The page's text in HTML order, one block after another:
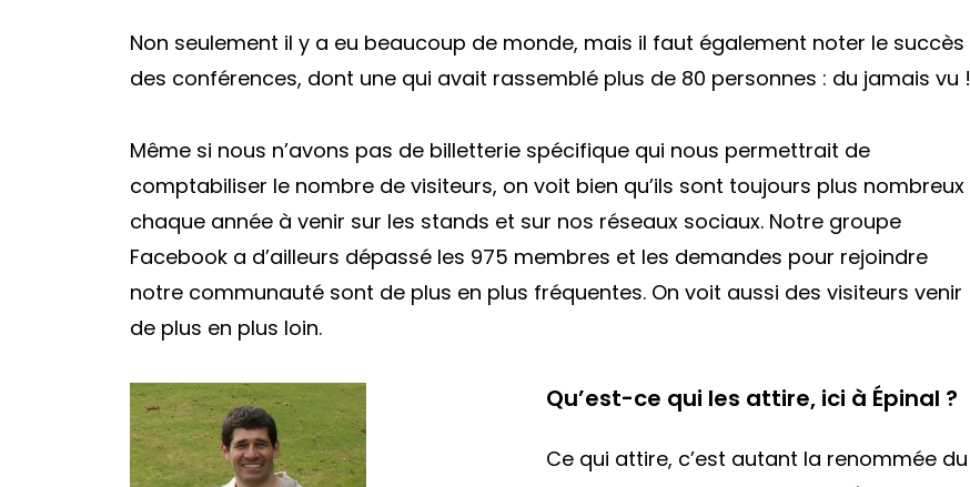
Non seulement il y a eu beaucoup de monde, mais il faut également noter le succès
des conférences, dont une qui avait rassemblé plus de 80 personnes : du jamais vu !
Même si nous n’avons pas de billetterie spécifique qui nous permettrait de
comptabiliser le nombre de visiteurs, on voit bien qu’ils sont toujours plus nombreux
chaque année à venir sur les stands et sur nos réseaux sociaux. Notre groupe
Facebook a d’ailleurs dépassé les 975 membres et les demandes pour rejoindre
notre communauté sont de plus en plus fréquentes. On voit aussi des visiteurs venir
de plus en plus loin.
Qu’est-ce qui les attire, ici à Épinal ?
Ce qui attire, c’est autant la renommée du